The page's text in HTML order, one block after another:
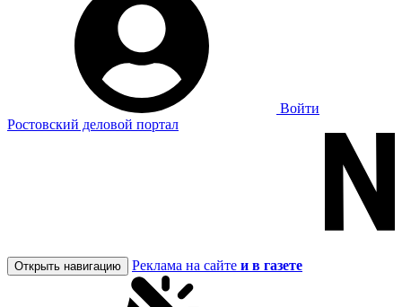
Войти
Ростовский деловой портал
Открыть навигацию Реклама на сайте и в газете